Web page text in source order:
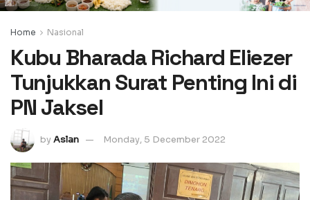
Home Nasional
Kubu Bharada Richard Eliezer
Tunjukkan Surat Penting Ini di
PN Jaksel
byAslan Monday, 5 December 2022